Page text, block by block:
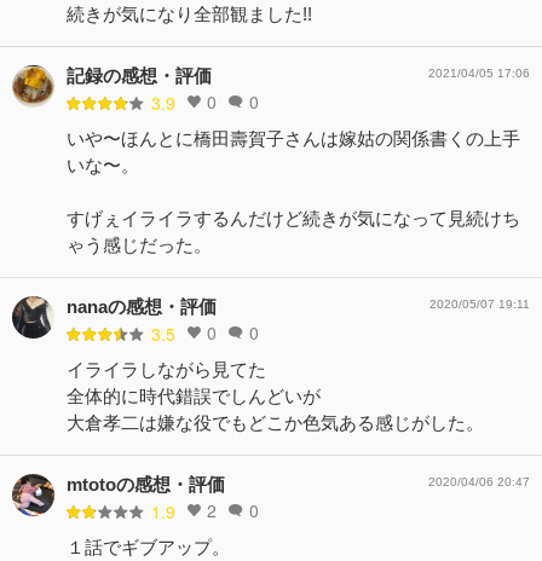
続きが気になり全部観ました!!
記録の感想・評価
3.9 0 0
2021/04/05 17:06
いや〜ほんとに橋田壽賀子さんは嫁姑の関係書くの上手
いな〜。
すげぇイライラするんだけど続きが気になって見続けち
ゃう感じだった。
nanaの感想・評価
3.5 0 0
2020/05/07 19:11
イライラしながら見てた
全体的に時代錯誤でしんどいが
大倉孝二は嫌な役でもどこか色気ある感じがした。
mtotoの感想・評価
1.9 2 0
2020/04/06 20:47
１話でギブアップ。